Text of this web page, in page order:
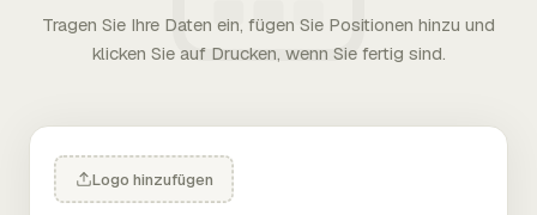
Tragen Sie Ihre Daten ein, fügen Sie Positionen hinzu und
klicken Sie auf Drucken, wenn Sie fertig sind.
Logo hinzufügen